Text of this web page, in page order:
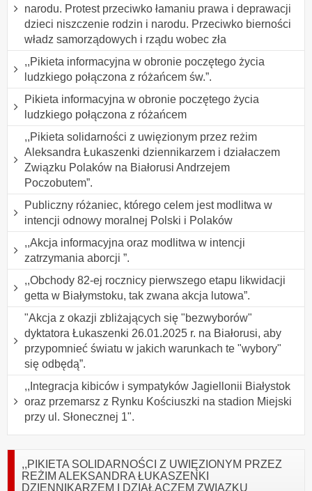
narodu. Protest przeciwko łamaniu prawa i deprawacji
dzieci niszczenie rodzin i narodu. Przeciwko bierności
władz samorządowych i rządu wobec zła
,,Pikieta informacyjna w obronie poczętego życia
ludzkiego połączona z różańcem św.”.
Pikieta informacyjna w obronie poczętego życia
ludzkiego połączona z różańcem
,,Pikieta solidarności z uwięzionym przez reżim
Aleksandra Łukaszenki dziennikarzem i działaczem
Związku Polaków na Białorusi Andrzejem
Poczobutem”.
Publiczny różaniec, którego celem jest modlitwa w
intencji odnowy moralnej Polski i Polaków
,,Akcja informacyjna oraz modlitwa w intencji
zatrzymania aborcji ”.
,,Obchody 82-ej rocznicy pierwszego etapu likwidacji
getta w Białymstoku, tak zwana akcja lutowa”.
"Akcja z okazji zbliżających się "bezwyborów"
dyktatora Łukaszenki 26.01.2025 r. na Białorusi, aby
przypomnieć światu w jakich warunkach te "wybory"
się odbędą”.
,,Integracja kibiców i sympatyków Jagiellonii Białystok
oraz przemarsz z Rynku Kościuszki na stadion Miejski
przy ul. Słonecznej 1".
,,PIKIETA SOLIDARNOŚCI Z UWIĘZIONYM PRZEZ
REŻIM ALEKSANDRA ŁUKASZENKI
DZIENNIKARZEM I DZIAŁACZEM ZWIĄZKU